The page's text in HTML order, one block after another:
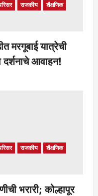
राजकीय
शैक्षणिक
मरगूबाई यात्रेची
दर्शनाचे आवाहन!
राजकीय
शैक्षणिक
भरारी; कोल्हापूर